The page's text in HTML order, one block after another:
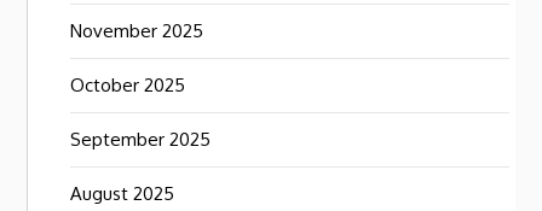
November 2025
October 2025
September 2025
August 2025